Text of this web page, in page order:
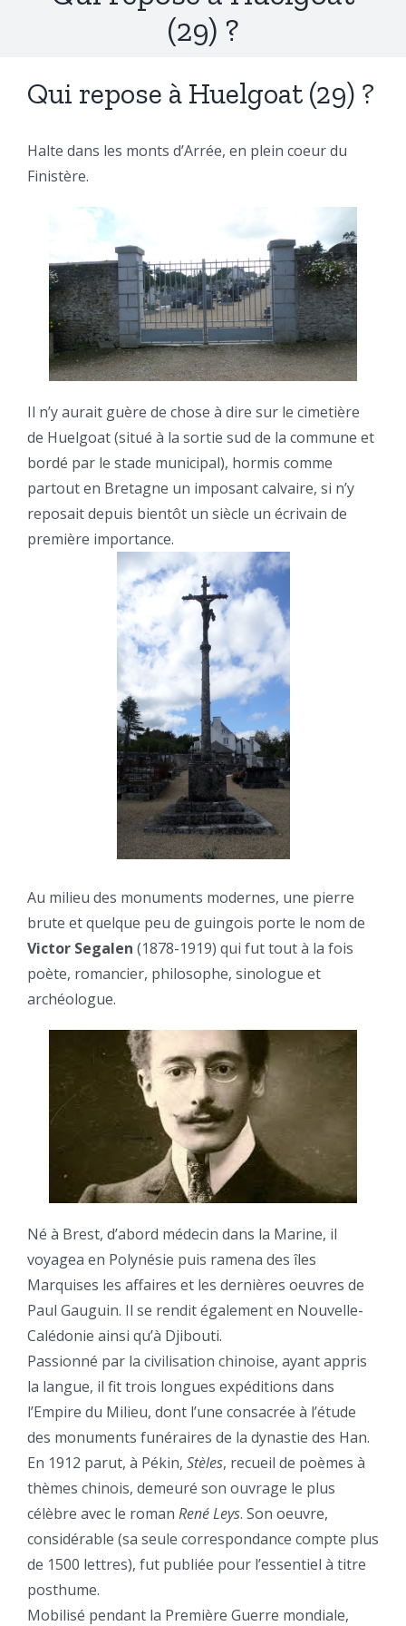
(29) ?
Qui repose à Huelgoat (29) ?
Halte dans les monts d’Arrée, en plein coeur du
Finistère.
Il n’y aurait guère de chose à dire sur le cimetière
de Huelgoat (situé à la sortie sud de la commune et
bordé par le stade municipal), hormis comme
partout en Bretagne un imposant calvaire, si n’y
reposait depuis bientôt un siècle un écrivain de
première importance.
Au milieu des monuments modernes, une pierre
brute et quelque peu de guingois porte le nom de
Victor Segalen (1878-1919) qui fut tout à la fois
poète, romancier, philosophe, sinologue et
archéologue.
Né à Brest, d’abord médecin dans la Marine, il
voyagea en Polynésie puis ramena des îles
Marquises les affaires et les dernières oeuvres de
Paul Gauguin. Il se rendit également en Nouvelle-
Calédonie ainsi qu’à Djibouti.
Passionné par la civilisation chinoise, ayant appris
la langue, il fit trois longues expéditions dans
l’Empire du Milieu, dont l’une consacrée à l’étude
des monuments funéraires de la dynastie des Han.
En 1912 parut, à Pékin, Stèles, recueil de poèmes à
thèmes chinois, demeuré son ouvrage le plus
célèbre avec le roman René Leys. Son oeuvre,
considérable (sa seule correspondance compte plus
de 1500 lettres), fut publiée pour l’essentiel à titre
posthume.
Mobilisé pendant la Première Guerre mondiale,